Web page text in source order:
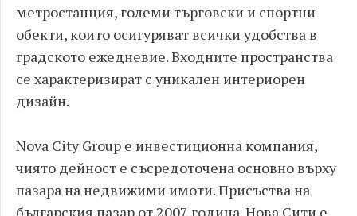
метростанция, големи търговски и спортни
обекти, които осигуряват всички удобства в
градското ежедневие. Входните пространства
се характеризират с уникален интериорен
дизайн.
Nova City Group е инвестиционна компания,
чиято дейност е съсредоточена основно върху
пазара на недвижими имоти. Присъства на
българския пазар от 2007 година. Нова Сити е